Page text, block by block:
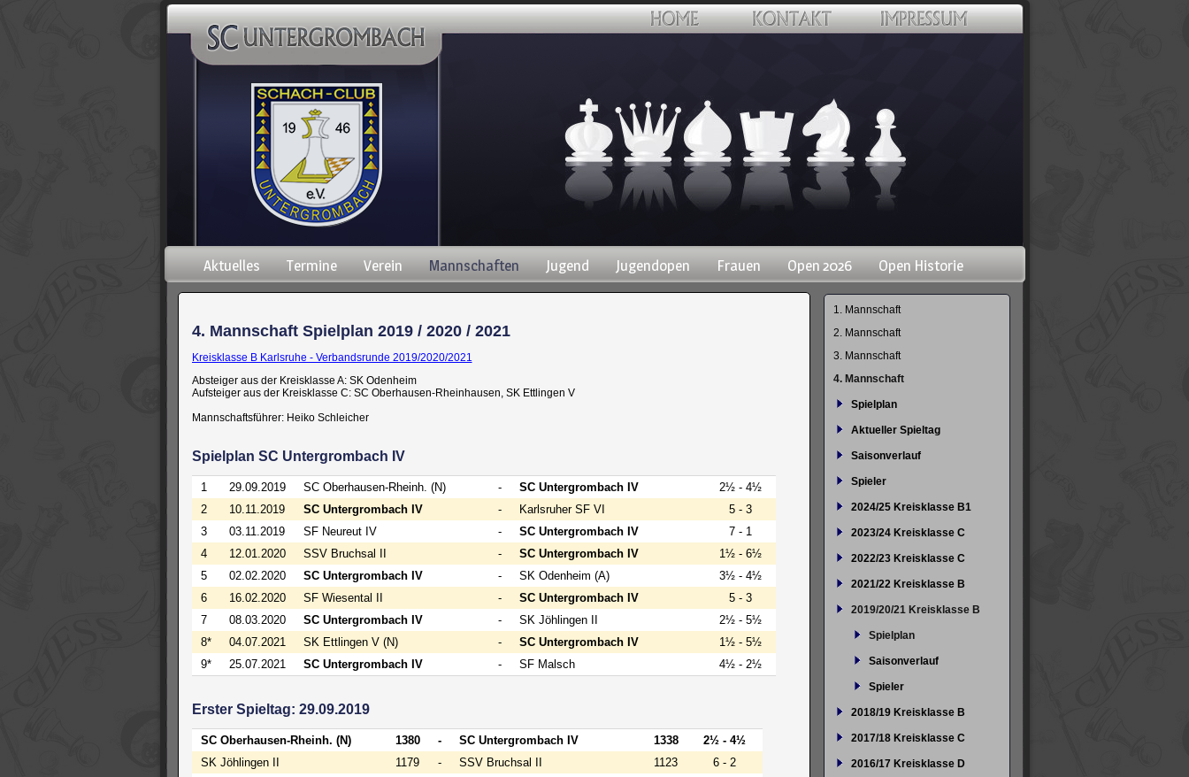
Navigation
überspringen
Aktuelles Termine Verein Mannschaften Jugend Jugendopen Frauen Open 2026 Open Historie
4. Mannschaft Spielplan 2019 / 2020 / 2021
Kreisklasse B Karlsruhe - Verbandsrunde 2019/2020/2021
Absteiger aus der Kreisklasse A: SK Odenheim
Aufsteiger aus der Kreisklasse C: SC Oberhausen-Rheinhausen, SK Ettlingen V
Mannschaftsführer: Heiko Schleicher
Spielplan SC Untergrombach IV
1 29.09.2019 SC Oberhausen-Rheinh. (N) - SC Untergrombach IV
2½ - 4½
2
10.11.2019 SC Untergrombach IV - Karlsruher SF VI
5 - 3
3
03.11.2019 SF Neureut IV - SC Untergrombach IV
7 - 1
4
12.01.2020 SSV Bruchsal II - SC Untergrombach IV
1½ - 6½
5
02.02.2020 SC Untergrombach IV - SK Odenheim (A)
3½ - 4½
6
16.02.2020 SF Wiesental II - SC Untergrombach IV
5 - 3
7
08.03.2020 SC Untergrombach IV - SK Jöhlingen II
2½ - 5½
8*
04.07.2021 SK Ettlingen V (N) - SC Untergrombach IV
1½ - 5½
9*
25.07.2021 SC Untergrombach IV - SF Malsch 4½ - 2½
Erster Spieltag: 29.09.2019
SC Oberhausen-Rheinh. (N) 1380 - SC Untergrombach IV 1338
2½ - 4½
SK Jöhlingen II
1179 - SSV Bruchsal II 1123
6 - 2
Navigation
1. Mannschaft
2. Mannschaft
3. Mannschaft
4. Mannschaft
Spielplan
Aktueller Spieltag
Saisonverlauf
Spieler
2024/25 Kreisklasse B1
2023/24 Kreisklasse C
2022/23 Kreisklasse C
2021/22 Kreisklasse B
2019/20/21 Kreisklasse B
Spielplan
Saisonverlauf
Spieler
2018/19 Kreisklasse B
2017/18 Kreisklasse C
2016/17 Kreisklasse D